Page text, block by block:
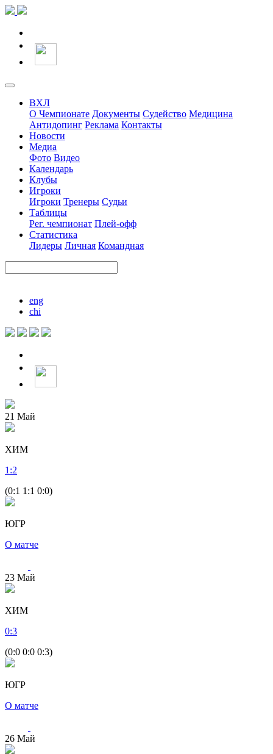
ВХЛ
О Чемпионате Документы Судейство Медицина
Антидопинг Реклама Контакты
Новости
Медиа
Фото Видео
Календарь
Клубы
Игроки
Игроки Тренеры Судьи
Таблицы
Рег. чемпионат Плей-офф
Статистика
Лидеры Личная Командная
eng
chi
21 Май
ХИМ
1 :2
(0:1 1:1 0:0)
ЮГР
О матче
23 Май
ХИМ
0:3
(0:0 0:0 0:3)
ЮГР
О матче
26 Май